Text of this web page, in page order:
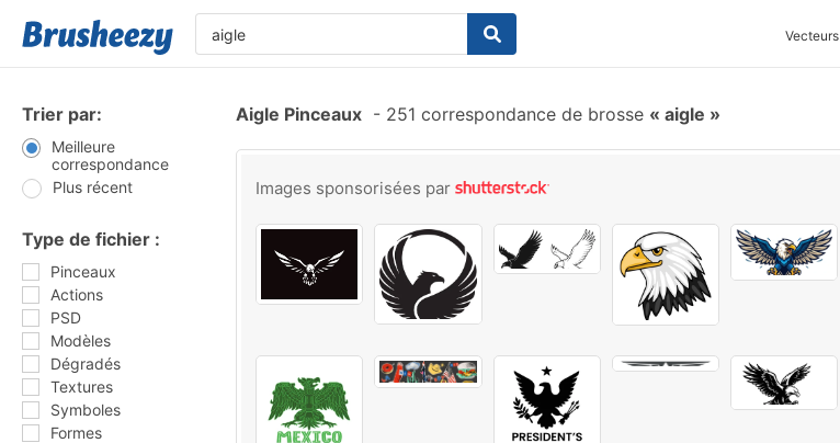
Vecteurs
Trier par:
Meilleure
correspondance
Plus récent
Type de fichier :
Pinceaux
Actions
PSD
Modèles
Dégradés
Textures
Symboles
Formes
Aigle Pinceaux - 251 correspondance de brosse aigle
Images sponsorisées par